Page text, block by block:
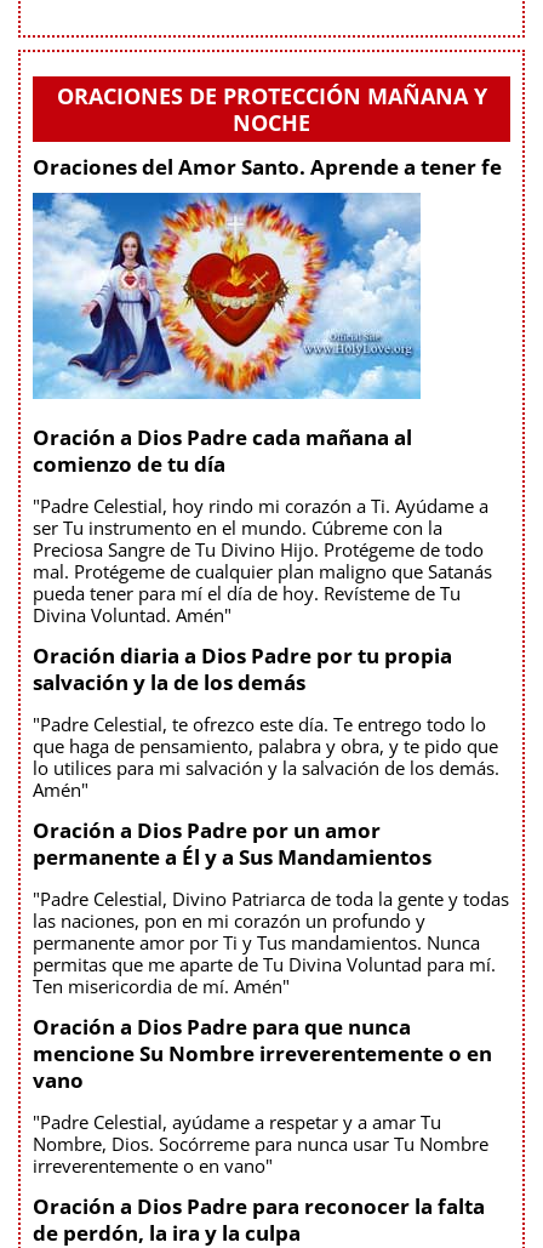
ORACIONES DE PROTECCIÓN MAÑANA Y
NOCHE
Oraciones del Amor Santo. Aprende a tener fe
Oración a Dios Padre cada mañana al
comienzo de tu día
"Padre Celestial, hoy rindo mi corazón a Ti. Ayúdame a
ser Tu instrumento en el mundo. Cúbreme con la
Preciosa Sangre de Tu Divino Hijo. Protégeme de todo
mal. Protégeme de cualquier plan maligno que Satanás
pueda tener para mí el día de hoy. Revísteme de Tu
Divina Voluntad. Amén"
Oración diaria a Dios Padre por tu propia
salvación y la de los demás
"Padre Celestial, te ofrezco este día. Te entrego todo lo
que haga de pensamiento, palabra y obra, y te pido que
lo utilices para mi salvación y la salvación de los demás.
Amén"
Oración a Dios Padre por un amor
permanente a Él y a Sus Mandamientos
"Padre Celestial, Divino Patriarca de toda la gente y todas
las naciones, pon en mi corazón un profundo y
permanente amor por Ti y Tus mandamientos. Nunca
permitas que me aparte de Tu Divina Voluntad para mí.
Ten misericordia de mí. Amén"
Oración a Dios Padre para que nunca
mencione Su Nombre irreverentemente o en
vano
"Padre Celestial, ayúdame a respetar y a amar Tu
Nombre, Dios. Socórreme para nunca usar Tu Nombre
irreverentemente o en vano"
Oración a Dios Padre para reconocer la falta
de perdón, la ira y la culpa